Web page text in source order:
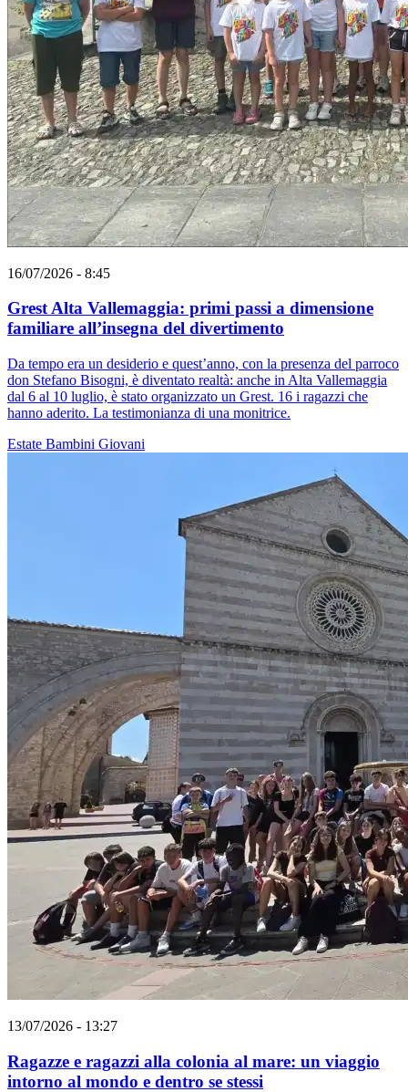
16/07/2026 - 8:45
Grest Alta Vallemaggia: primi passi a dimensione
familiare all’insegna del divertimento
Da tempo era un desiderio e quest’anno, con la presenza del parroco
don Stefano Bisogni, è diventato realtà: anche in Alta Vallemaggia
dal 6 al 10 luglio, è stato organizzato un Grest. 16 i ragazzi che
hanno aderito. La testimonianza di una monitrice.
Estate Bambini Giovani
13/07/2026 - 13:27
Ragazze e ragazzi alla colonia al mare: un viaggio
intorno al mondo e dentro se stessi